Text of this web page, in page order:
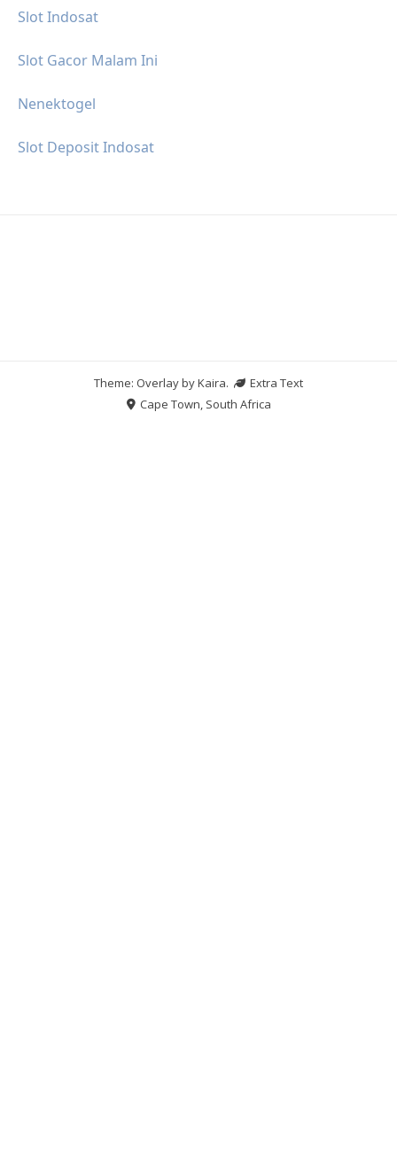
Slot Indosat
Slot Gacor Malam Ini
Nenektogel
Slot Deposit Indosat
Theme: Overlay byKaira.
Extra Text
Cape Town, South Africa